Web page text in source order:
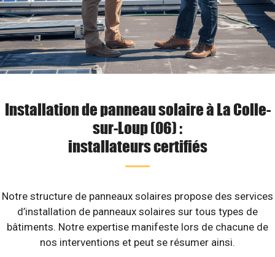
Installation de panneau solaire à La Colle-
sur-Loup (06) :
installateurs certifiés
Notre structure de panneaux solaires propose des services
d’installation de panneaux solaires sur tous types de
bâtiments. Notre expertise manifeste lors de chacune de
nos interventions et peut se résumer ainsi.